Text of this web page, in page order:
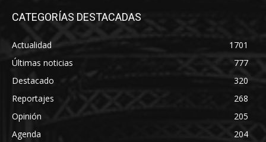
CATEGORÍAS DESTACADAS
Actualidad
1701
Últimas noticias
777
Destacado
320
Reportajes
268
Opinión
205
Agenda
204